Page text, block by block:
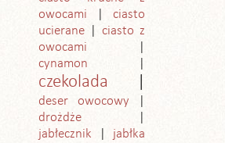
owocami
ciasto
ucierane
ciasto z
owocami
cynamon
czekolada
deser owocowy
drożdże
jabłecznik
jabłka